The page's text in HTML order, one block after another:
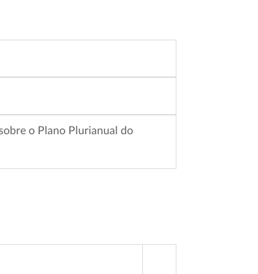
o Plano Plurianual do